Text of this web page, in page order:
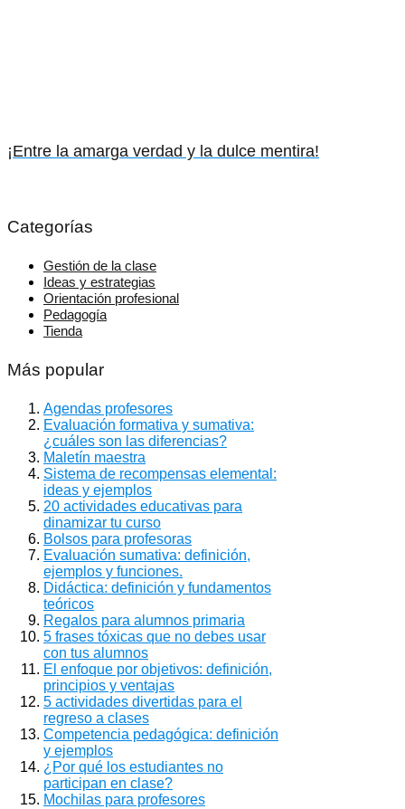
¡Entre la amarga verdad y la dulce mentira!
Categorías
Gestión de la clase
Ideas y estrategias
Orientación profesional
Pedagogía
Tienda
Más popular
Agendas profesores
Evaluación formativa y sumativa:
¿cuáles son las diferencias?
Maletín maestra
Sistema de recompensas elemental:
ideas y ejemplos
20 actividades educativas para
dinamizar tu curso
Bolsos para profesoras
Evaluación sumativa: definición,
ejemplos y funciones.
Didáctica: definición y fundamentos
teóricos
Regalos para alumnos primaria
5 frases tóxicas que no debes usar
con tus alumnos
El enfoque por objetivos: definición,
principios y ventajas
5 actividades divertidas para el
regreso a clases
Competencia pedagógica: definición
y ejemplos
¿Por qué los estudiantes no
participan en clase?
Mochilas para profesores